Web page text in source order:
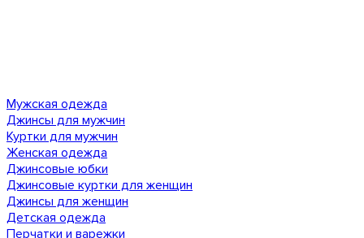
Мужская одежда
Джинсы для мужчин
Куртки для мужчин
Женская одежда
Джинсовые юбки
Джинсовые куртки для женщин
Джинсы для женщин
Детская одежда
Перчатки и варежки